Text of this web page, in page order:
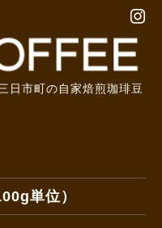
日市町の自家焙煎珈琲豆
単位）